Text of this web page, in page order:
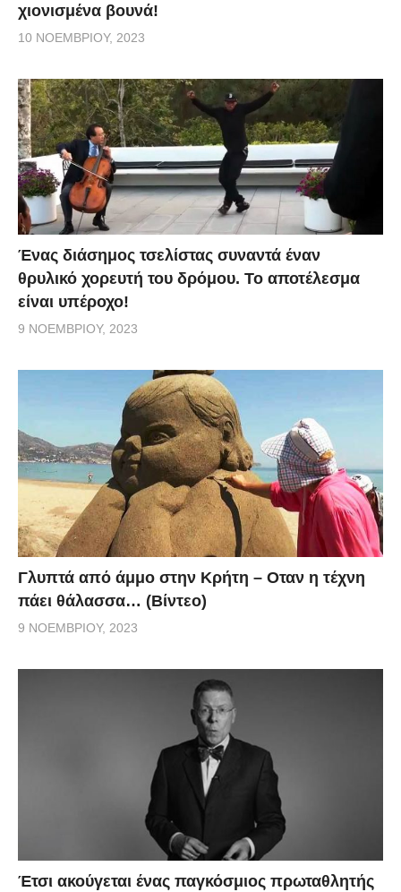
χιονισμένα βουνά!
10 ΝΟΕΜΒΡΊΟΥ, 2023
Ένας διάσημος τσελίστας συναντά έναν
θρυλικό χορευτή του δρόμου. Το αποτέλεσμα
είναι υπέροχο!
9 ΝΟΕΜΒΡΊΟΥ, 2023
Γλυπτά από άμμο στην Κρήτη – Οταν η τέχνη
πάει θάλασσα… (Βίντεο)
9 ΝΟΕΜΒΡΊΟΥ, 2023
Έτσι ακούγεται ένας παγκόσμιος πρωταθλητής